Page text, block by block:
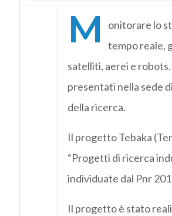
M
onitorare lo
tempo reale,
satelliti, aerei e
presentati nella sede di
della ricerca.
Il progetto Tebaka
“Progetti di ricerca
individuate dal Pnr
Il progetto è stato